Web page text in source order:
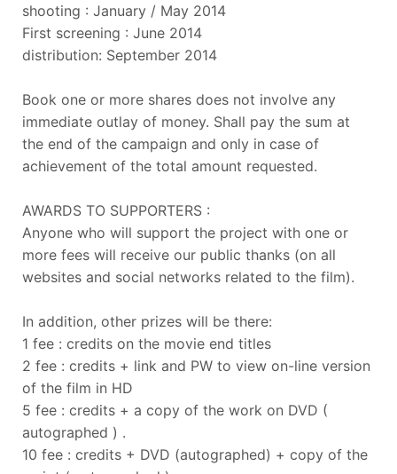
shooting : January / May 2014
First screening : June 2014
distribution: September 2014
Book one or more shares does not involve any
immediate outlay of money. Shall pay the sum at
the end of the campaign and only in case of
achievement of the total amount requested.
AWARDS TO SUPPORTERS :
Anyone who will support the project with one or
more fees will receive our public thanks (on all
websites and social networks related to the film).
In addition, other prizes will be there:
1 fee : credits on the movie end titles
2 fee : credits + link and PW to view on-line version
of the film in HD
5 fee : credits + a copy of the work on DVD (
autographed ) .
10 fee : credits + DVD (autographed) + copy of the